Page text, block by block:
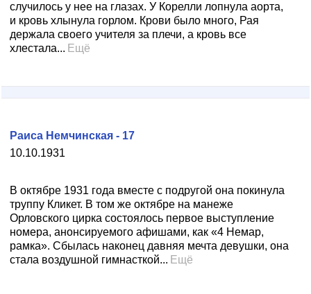
случилось у нее на глазах. У Корелли лопнула аорта,
и кровь хлынула горлом. Крови было много, Рая
держала своего учителя за плечи, а кровь все
хлестала... Ещё
10.10.1931
Раиса Немчинская - 17
В октябре 1931 года вместе с подругой она покинула
труппу Кликет. В том же октябре на манеже
Орловского цирка состоялось первое выступление
номера, анонсируемого афишами, как «4 Немар,
рамка». Сбылась наконец давняя мечта девушки, она
стала воздушной гимнасткой... Ещё